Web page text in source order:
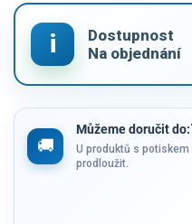
Můžeme doručit do:
U produktů s
prodloužit.